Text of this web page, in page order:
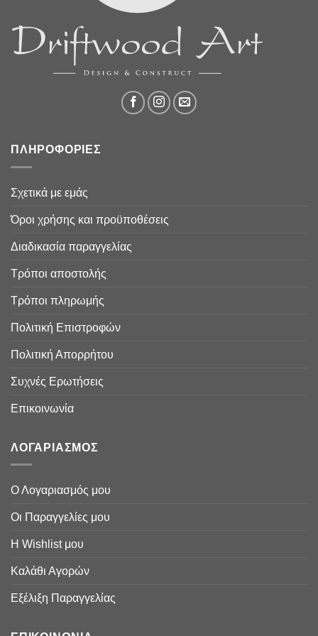
ΠΛΗΡΟΦΟΡΙΕΣ
Σχετικά με εμάς
Όροι χρήσης και προϋποθέσεις
Διαδικασία παραγγελίας
Τρόποι αποστολής
Τρόποι πληρωμής
Πολιτική Επιστροφών
Πολιτική Απορρήτου
Συχνές Ερωτήσεις
Επικοινωνία
ΛΟΓΑΡΙΑΣΜΟΣ
Ο Λογαριασμός μου
Οι Παραγγελίες μου
Η Wishlist μου
Καλάθι Αγορών
Εξέλιξη Παραγγελίας